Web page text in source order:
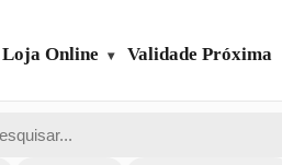
Loja Online Validade Próxima